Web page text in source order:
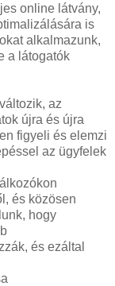
online látvány,
is
alkalmazunk,
a látogatók
az
újra és újra
figyeli és elemzi
az ügyfelek
és közösen
hogy
és ezáltal